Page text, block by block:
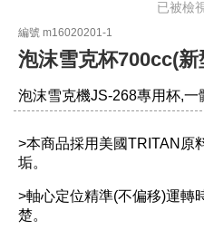
已被檢
編號 m16020201-1
泡沫雪克杯700cc(新
泡沫雪克機JS-268專用杯,一
>本商品採用美國TRITAN原
垢。
>軸心定位精準(不偏移)運轉
楚。